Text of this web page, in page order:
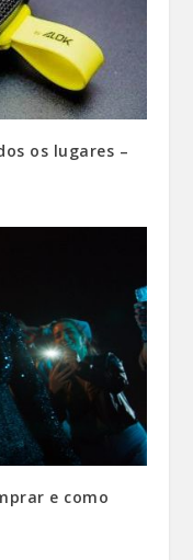
os lugares –
e como